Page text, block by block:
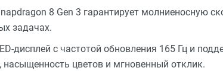
8 Gen 3 гарантирует молниеносную
задачах.
дисплей с частотой обновления 165 Гц и
насыщенность цветов и мгновенный отклик.